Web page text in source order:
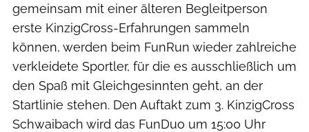
gemeinsam mit einer älteren Begleitperson
erste KinzigCross-Erfahrungen sammeln
können, werden beim FunRun wieder zahlreiche
verkleidete Sportler, für die es ausschließlich um
den Spaß mit Gleichgesinnten geht, an der
Startlinie stehen. Den Auftakt zum 3. KinzigCross
Schwaibach wird das FunDuo um 15:00 Uhr